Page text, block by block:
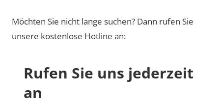
Möchten Sie nicht lange suchen? Dann rufen Sie
unsere kostenlose Hotline an:
Rufen Sie uns jederzeit
an